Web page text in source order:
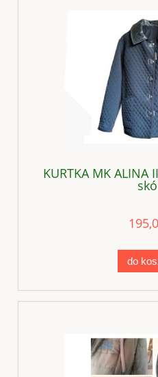
KURTKA MK ALINA
do